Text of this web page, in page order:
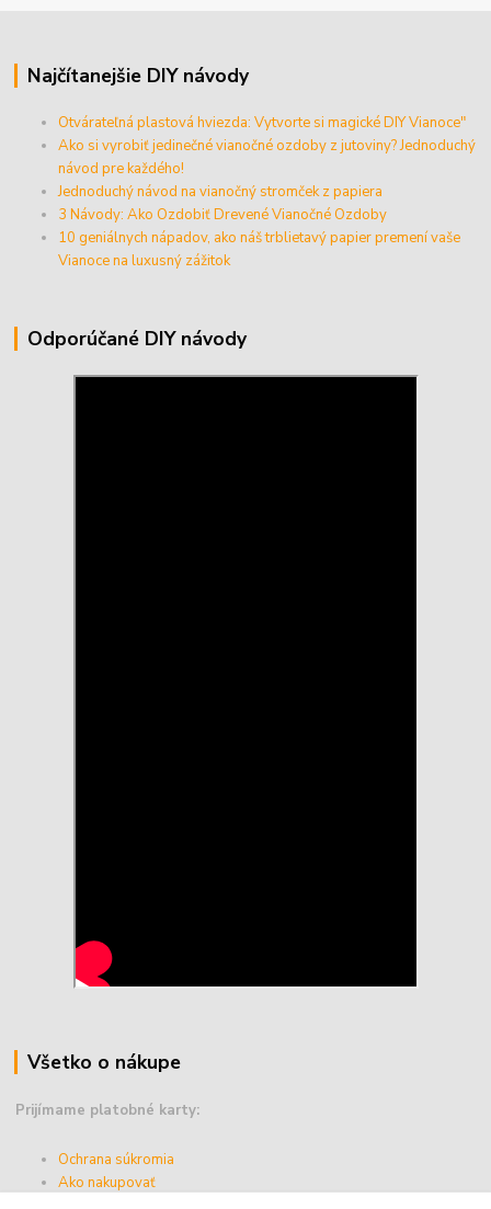
Najčítanejšie DIY návody
Otvárateľná plastová hviezda: Vytvorte si magické DIY Vianoce"
Ako si vyrobiť jedinečné vianočné ozdoby z jutoviny? Jednoduchý
návod pre každého!
Jednoduchý návod na vianočný stromček z papiera
3 Návody: Ako Ozdobiť Drevené Vianočné Ozdoby
10 geniálnych nápadov, ako náš trblietavý papier premení vaše
Vianoce na luxusný zážitok
Odporúčané DIY návody
Všetko o nákupe
Prijímame platobné karty:
Ochrana súkromia
Ako nakupovať